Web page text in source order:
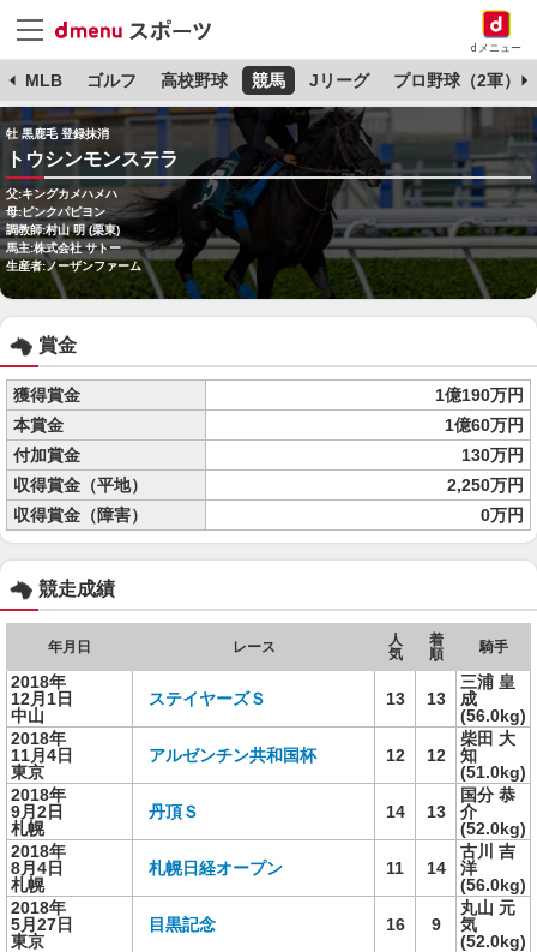
dメニュー
MLB ゴルフ 高校野球 競馬 Jリーグ プロ野球（2軍）
牡 黒鹿毛 登録抹消
トウシンモンステラ
父:キングカメハメハ
母:ピンクパピヨン
調教師:村山 明 (栗東)
馬主:株式会社 サトー
生産者:ノーザンファーム
賞金
獲得賞金
1億190万円
本賞金
1億60万円
付加賞金
130万円
収得賞金（平地）
2,250万円
収得賞金（障害）
0万円
競走成績
年月日 レース
人
気
着
順
騎手
2018年
12月1日
中山
ステイヤーズＳ 13 13
三浦 皇
成
(56.0kg)
2018年
11月4日
東京
アルゼンチン共和国杯 12 12
柴田 大
知
(51.0kg)
2018年
9月2日
札幌
丹頂Ｓ 14 13
国分 恭
介
(52.0kg)
2018年
8月4日
札幌
札幌日経オープン 11 14
古川 吉
洋
(56.0kg)
2018年
5月27日
東京
目黒記念 16 9
丸山 元
気
(52.0kg)